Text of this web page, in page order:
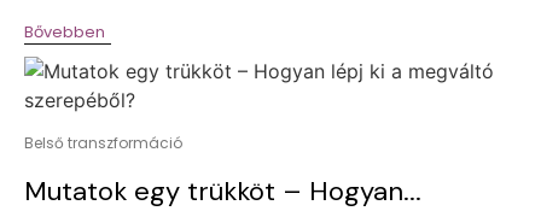
Bővebben
Belső transzformáció
Mutatok egy trükköt – Hogyan...